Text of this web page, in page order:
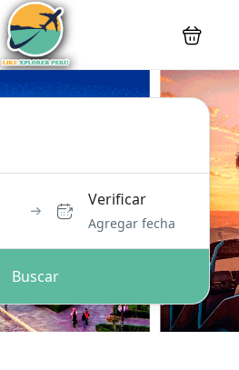
Verificar
Agregar fecha
Buscar